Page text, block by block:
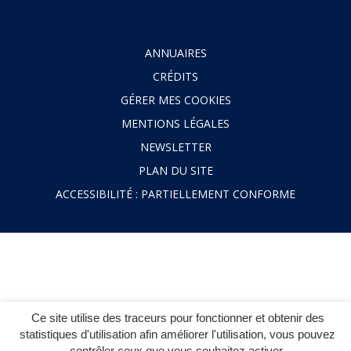
Ce site utilise des traceurs pour fonctionner et obtenir des
statistiques d'utilisation afin améliorer l'utilisation, vous pouvez
ANNUAIRES
CRÉDITS
GÉRER MES COOKIES
MENTIONS LÉGALES
NEWSLETTER
PLAN DU SITE
ACCESSIBILITÉ : PARTIELLEMENT CONFORME